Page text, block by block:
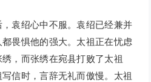
袁绍心中不服。袁绍已经兼并
畏惧他的强大。太祖正在忧虑
，而张绣在宛县打败了太祖
信时，言辞无礼而傲慢。太祖